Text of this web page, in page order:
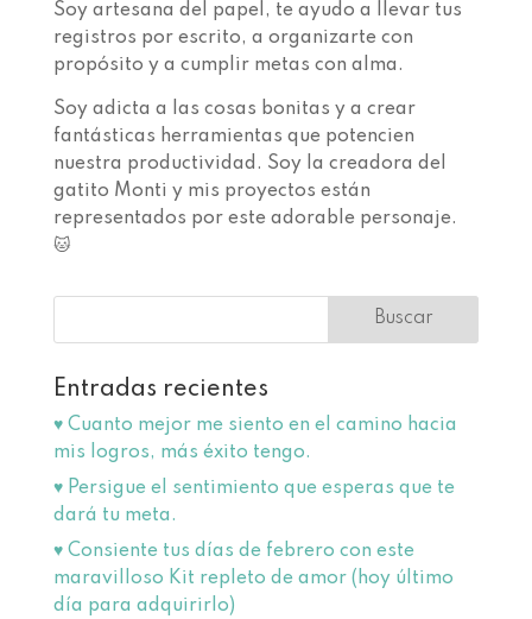
Soy artesana del papel, te ayudo a llevar tus
registros por escrito, a organizarte con
propósito y a cumplir metas con alma.
Soy adicta a las cosas bonitas y a crear
fantásticas herramientas que potencien
nuestra productividad. Soy la creadora del
gatito Monti y mis proyectos están
representados por este adorable personaje.
🐱
Entradas recientes
♥️ Cuanto mejor me siento en el camino hacia
mis logros, más éxito tengo.
♥️ Persigue el sentimiento que esperas que te
dará tu meta.
♥️ Consiente tus días de febrero con este
maravilloso Kit repleto de amor (hoy último
día para adquirirlo)